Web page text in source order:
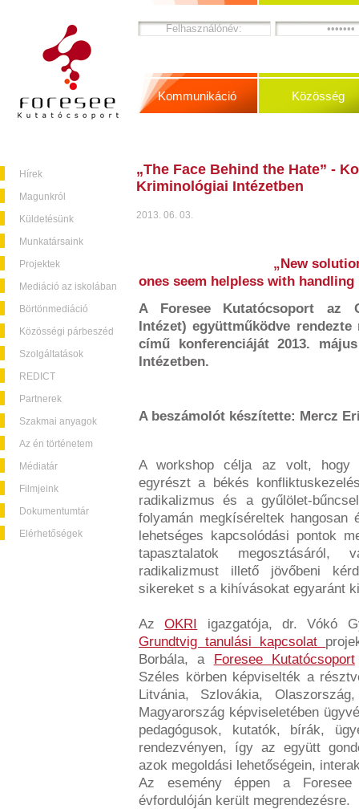
Hírek
Magunkról
Küldetésünk
Munkatársaink
Projektek
Mediáció az iskolában
Börtönmediáció
Közösségi párbeszéd
Szolgáltatások
REDICT
Partnerek
Szakmai anyagok
Az én történetem
Médiatár
Filmjeink
Dokumentumtár
Elérhetőségek
Kommunikáció Közösség
„The Face Behind the Hate” -
Kriminológiai Intézetben
2013. 06. 03.
„New
ones seem helpless with
A Foresee Kutatócsoport az
Intézet) együttműködve
című konferenciáját 2013.
Intézetben.
A beszámolót készítette: Mercz
A workshop célja az volt, hogy
egyrészt a békés
radikalizmus és a gyűlölet-
folyamán megkíséreltek
lehetséges kapcsolódási pontok
tapasztalatok
radikalizmust illető jövőbeni
sikereket s a kihívásokat egyaránt
AzOKRI igazgatója, dr. Vókó
Grundtvig tanulási kapcsolat
Borbála, a Foresee Kutatócsoport
Széles körben képviselték a
Litvánia, Szlovákia,
Magyarország képviseletében
pedagógusok, kutatók, bírák,
rendezvényen, így az együtt
azok megoldási lehetőségein,
Az esemény éppen a Foresee
évfordulóján került megrendezésre.